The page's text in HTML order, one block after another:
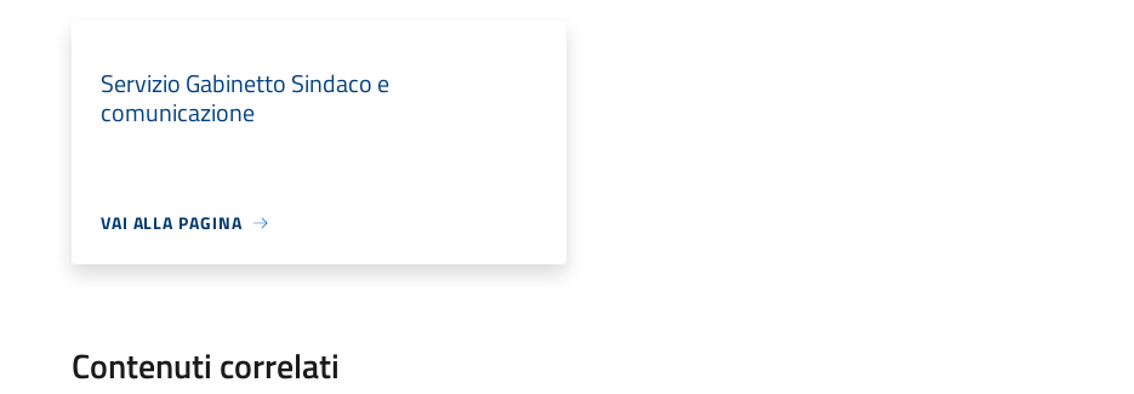
Servizio Gabinetto Sindaco e
comunicazione
VAI ALLA PAGINA
Contenuti correlati